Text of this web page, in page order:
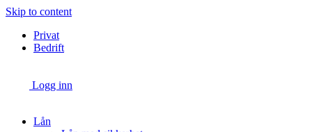
Skip to content
Privat
Bedrift
Logg inn
Lån